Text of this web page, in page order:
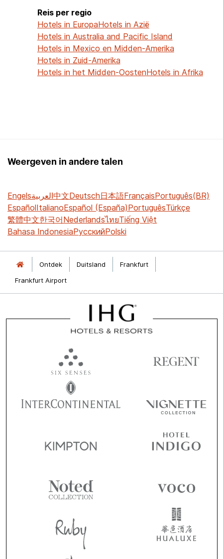
Reis per regio
Hotels in EuropaHotels in Azië
Hotels in Australia and Pacific Island
Hotels in Mexico en Midden-Amerika
Hotels in Zuid-Amerika
Hotels in het Midden-OostenHotels in Afrika
Weergeven in andere talen
Engelsالعربية中文Deutsch日本語FrançaisPortuguês(BR)
EspañolItalianoEspañol (España)PortuguêsTürkçe
繁體中文한국어NederlandsไทยTiếng Việt
Bahasa IndonesiaРусскийPolski
Ontdek Duitsland
Frankfurt
Frankfurt Airport